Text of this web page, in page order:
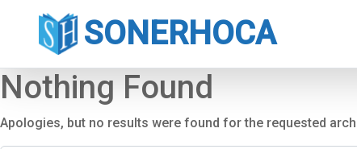
SONERHOCA
Nothing Found
Apologies, but no results were found for the requested